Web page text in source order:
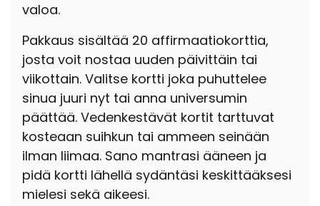
valoa.
Pakkaus sisältää 20 affirmaatiokorttia,
josta voit nostaa uuden päivittäin tai
viikottain. Valitse kortti joka puhuttelee
sinua juuri nyt tai anna universumin
päättää. Vedenkestävät kortit tarttuvat
kosteaan suihkun tai ammeen seinään
ilman liimaa. Sano mantrasi ääneen ja
pidä kortti lähellä sydäntäsi keskittääksesi
mielesi sekä aikeesi.